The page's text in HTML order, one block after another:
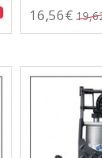
16,56€